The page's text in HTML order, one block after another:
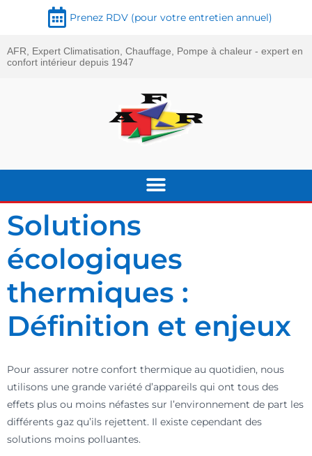
Prenez RDV (pour votre entretien annuel)
AFR, Expert Climatisation, Chauffage, Pompe à chaleur - expert en
confort intérieur depuis 1947
Solutions
écologiques
thermiques :
Définition et enjeux
Pour assurer notre confort thermique au quotidien, nous
utilisons une grande variété d’appareils qui ont tous des
effets plus ou moins néfastes sur l’environnement de part les
différents gaz qu’ils rejettent. Il existe cependant des
solutions moins polluantes.